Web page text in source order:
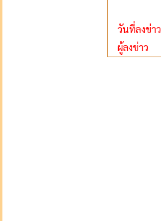
วันที่ลงข่าว
ผู้ลงข่าว